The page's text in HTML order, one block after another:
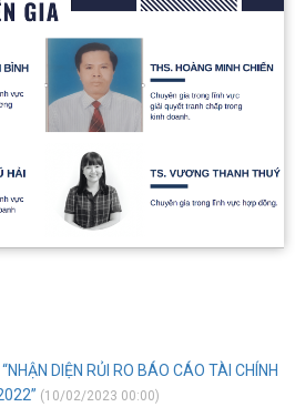
DIỆN RỦI RO BÁO CÁO TÀI CHÍNH
(10/02/2023 00:00)